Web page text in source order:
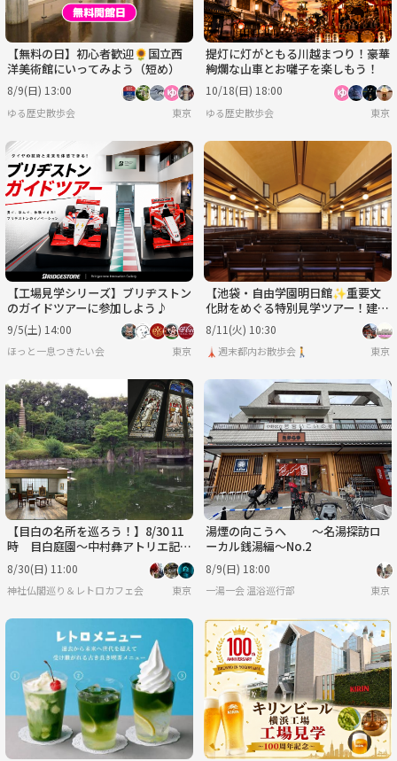
【無料の日】初心者歓迎🌻国立西
洋美術館にいってみよう（短め）
8/9(日) 13:00
ゆる歴史散歩会 東京
提灯に灯がともる川越まつり！豪華
絢爛な山車とお囃子を楽しもう！
10/18(日) 18:00
ゆる歴史散歩会 東京
【工場見学シリーズ】ブリヂストン
のガイドツアーに参加しよう♪
9/5(土) 14:00
ほっと一息つきたい会 東京
【池袋・自由学園明日館✨重要文
化財をめぐる特別見学ツアー！建築
好き歓迎／
8/11(火) 10:30
🗼週末都内お散歩会🚶 東京
【目白の名所を巡ろう！】8/30 11
時 目白庭園～中村彝アトリエ記念
館～目白聖公会【常連参加費還元】
8/30(日) 11:00
神社仏閣巡り＆レトロカフェ会 東京
湯煙の向こうへ 〜名湯探訪ロ
ーカル銭湯編〜No.2
8/9(日) 18:00
一湯一会 温浴巡行部 東京